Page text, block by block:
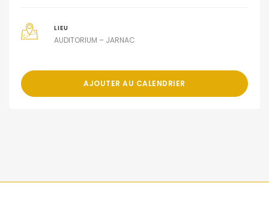
LIEU
AUDITORIUM – JARNAC
AJOUTER AU CALENDRIER